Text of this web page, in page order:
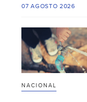
07 AGOSTO 2026
NACIONAL